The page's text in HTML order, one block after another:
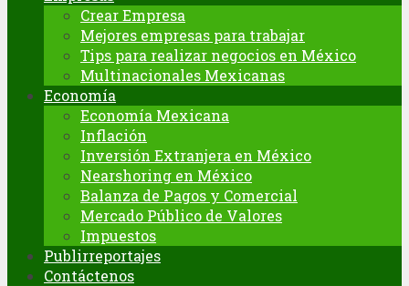
Crear Empresa
Mejores empresas para trabajar
Tips para realizar negocios en México
Multinacionales Mexicanas
Economía
Economía Mexicana
Inflación
Inversión Extranjera en México
Nearshoring en México
Balanza de Pagos y Comercial
Mercado Público de Valores
Impuestos
Publirreportajes
Contáctenos